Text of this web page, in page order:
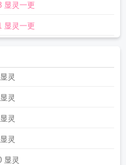
23 显灵一更
21 显灵一更
2 显灵
4 显灵
6 显灵
8 显灵
10 显灵